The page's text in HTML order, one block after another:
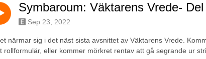
Symbaroum: Väktarens Vrede-
Sep 23, 2022
närmar sig i det näst sista avsnittet av Väktarens Vrede.
rollformulär, eller kommer mörkret rentav att gå segrande ur